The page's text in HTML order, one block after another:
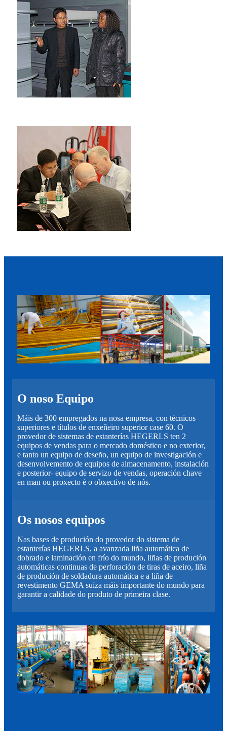
O noso Equipo
Máis de 300 empregados na nosa empresa, con técnicos
superiores e títulos de enxeñeiro superior case 60. O
provedor de sistemas de estanterías HEGERLS ten 2
equipos de vendas para o mercado doméstico e no exterior,
e tanto un equipo de deseño, un equipo de investigación e
desenvolvemento de equipos de almacenamento, instalación
e posterior- equipo de servizo de vendas, operación chave
en man ou proxecto é o obxectivo de nós.
Os nosos equipos
Nas bases de produción do provedor do sistema de
estanterías HEGERLS, a avanzada liña automática de
dobrado e laminación en frío do mundo, liñas de produción
automáticas continuas de perforación de tiras de aceiro, liña
de produción de soldadura automática e a liña de
revestimento GEMA suíza máis importante do mundo para
garantir a calidade do produto de primeira clase.